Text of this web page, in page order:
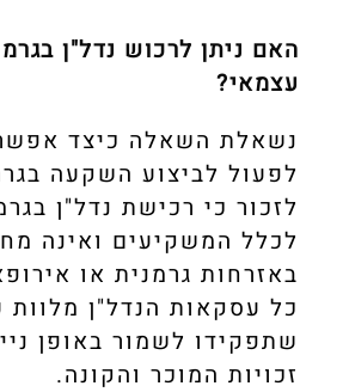
האם ניתן לרכוש נדל"ן
עצמאי?
נשאלת השאלה כיצד
לפעול לביצוע השקעה
לזכור כי רכישת נדל"ן
לכלל המשקיעים ואינה
באזרחות גרמנית או
כל עסקאות הנדל"ן מלוות
שתפקידו לשמור באופן
זכויות המוכר והקונה.